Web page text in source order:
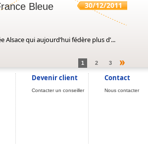
30/12/2011
Bleue
Alsace qui aujourd’hui fédère plus d’...
1 2 3
Devenir client
Contacter un conseiller
Contact
Nous contacter